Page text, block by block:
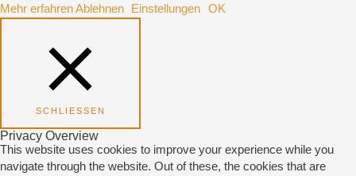
Mehr erfahrenAblehnen Einstellungen OK
SCHLIESSEN
Privacy Overview
This website uses cookies to improve your experience while you
navigate through the website. Out of these, the cookies that are